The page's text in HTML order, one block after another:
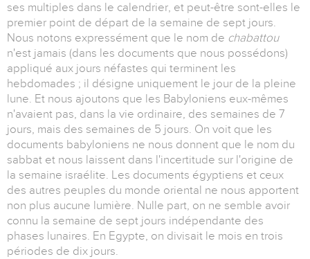
ses multiples dans le calendrier, et peut-être sont-elles le
premier point de départ de la semaine de sept jours.
Nous notons expressément que le nom de chabattou
n'est jamais (dans les documents que nous possédons)
appliqué aux jours néfastes qui terminent les
hebdomades ; il désigne uniquement le jour de la pleine
lune. Et nous ajoutons que les Babyloniens eux-mêmes
n'avaient pas, dans la vie ordinaire, des semaines de 7
jours, mais des semaines de 5 jours. On voit que les
documents babyloniens ne nous donnent que le nom du
sabbat et nous laissent dans l'incertitude sur l'origine de
la semaine israélite. Les documents égyptiens et ceux
des autres peuples du monde oriental ne nous apportent
non plus aucune lumière. Nulle part, on ne semble avoir
connu la semaine de sept jours indépendante des
phases lunaires. En Egypte, on divisait le mois en trois
périodes de dix jours.